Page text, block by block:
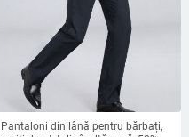
Pantaloni din lână pentru bărbați,